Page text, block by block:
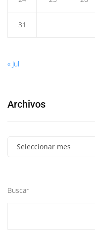
31
« Jul
Archivos
Seleccionar mes
Buscar